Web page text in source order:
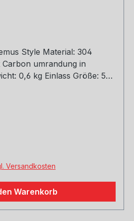
Style Material: 304
Carbon umrandung in
0,6 kg Einlass Größe: 51,
Versandkosten
Warenkorb